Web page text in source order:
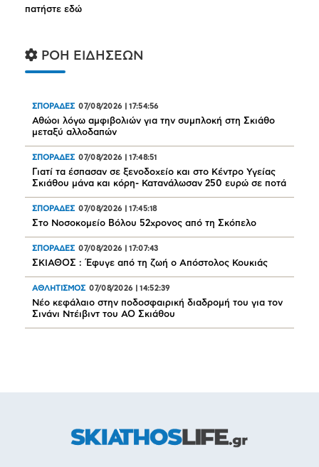
πατήστε εδώ
ΡΟΗ ΕΙΔΗΣΕΩΝ
ΣΠΟΡΑΔΕΣ 07/08/2026 17:54:56
Αθώοι λόγω αμφιβολιών για την συμπλοκή στη Σκιάθο
μεταξύ αλλοδαπών
ΣΠΟΡΑΔΕΣ 07/08/2026 17:48:51
Γιατί τα έσπασαν σε ξενοδοχείο και στο Κέντρο Υγείας
Σκιάθου μάνα και κόρη- Κατανάλωσαν 250 ευρώ σε ποτά
ΣΠΟΡΑΔΕΣ 07/08/2026 17:45:18
Στο Νοσοκομείο Βόλου 52χρονος από τη Σκόπελο
ΣΠΟΡΑΔΕΣ 07/08/2026 17:07:43
ΣΚΙΑΘΟΣ : Έφυγε από τη ζωή ο Απόστολος Κουκιάς
ΑΘΛΗΤΙΣΜΟΣ 07/08/2026 14:52:39
Νέο κεφάλαιο στην ποδοσφαιρική διαδρομή του για τον
Σινάνι Ντέιβιντ του ΑΟ Σκιάθου